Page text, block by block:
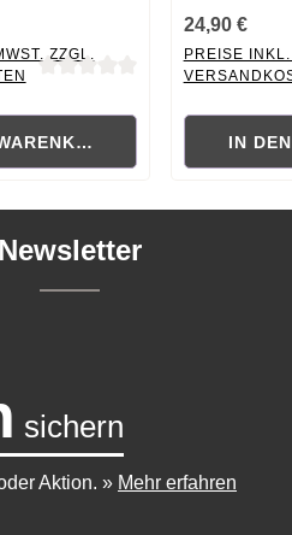
ZZGL.
24,90 €
PREISE
IN
Newsletter
sichern
Aktion. » Mehr erfahren